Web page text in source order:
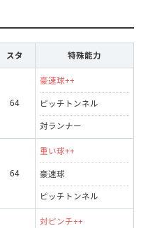
スタ 特殊能力
64
豪速球++
ピッチトンネル
対ランナー
64
重い球++
豪速球
ピッチトンネル
対ピンチ++